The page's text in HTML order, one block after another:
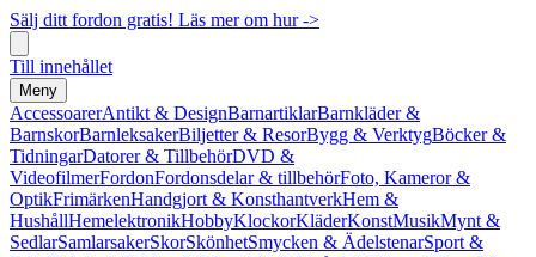
Sälj ditt fordon gratis! Läs mer om hur ->
Till innehållet
Meny
AccessoarerAntikt & DesignBarnartiklarBarnkläder &
BarnskorBarnleksakerBiljetter & ResorBygg & VerktygBöcker &
TidningarDatorer & TillbehörDVD &
VideofilmerFordonFordonsdelar & tillbehörFoto, Kameror &
OptikFrimärkenHandgjort & KonsthantverkHem &
HushållHemelektronikHobbyKlockorKläderKonstMusikMynt &
SedlarSamlarsakerSkorSkönhetSmycken & ÄdelstenarSport &